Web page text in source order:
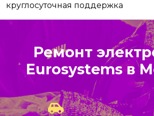
круглосуточная поддержка
Ремонт
Eurosystems в